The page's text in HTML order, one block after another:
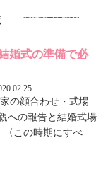
婚式の準備で必
の顔合わせ・式場
への報告と結婚式場
この時期にすべ